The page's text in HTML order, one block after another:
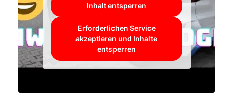
Inhalt entsperren
Erforderlichen Service
akzeptieren und Inhalte
entsperren